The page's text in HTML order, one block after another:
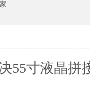
55寸液晶拼